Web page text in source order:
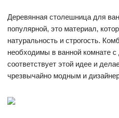
Деревянная столешница для
популярной, это материал,
натуральность и строгость.
необходимы в ванной комнате
соответствует этой идее и
чрезвычайно модным и